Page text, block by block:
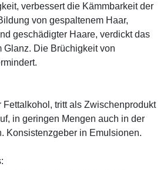
verbessert die Kämmbarkeit der
von gespaltenem Haar,
geschädigter Haare, verdickt das
Glanz. Die Brüchigkeit von
Fettalkohol, tritt als Zwischenprodukt
in geringen Mengen auch in der
Konsistenzgeber in Emulsionen.